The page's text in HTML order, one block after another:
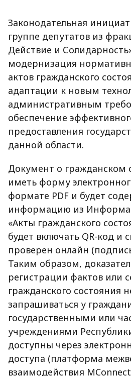
Законодательная
группе депутатов из
Действие и
модернизация
актов гражданского
адаптации к новым
административным
обеспечение
предоставления
данной области.
Документ о гражданском
иметь форму
формате PDF и будет
информацию из
«Акты гражданского
будет включать QR-код и
проверен онлайн
Таким образом,
регистрации фактов или
гражданского состояния
запрашиваться у
государственными или
учреждениями
доступны через
доступа (платформа
взаимодействия